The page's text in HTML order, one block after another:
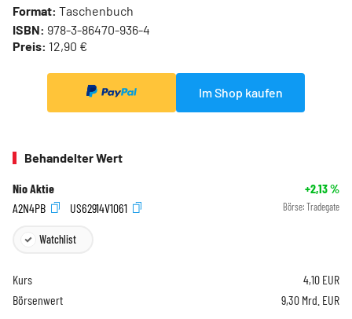
Format: Taschenbuch
ISBN: 978-3-86470-936-4
Preis: 12,90 €
Im Shop kaufen
Behandelter Wert
Nio Aktie +2,13%
A2N4PB
US62914V1061 Börse: Tradegate
Watchlist
Kurs 4,10 EUR
Börsenwert
9,30 Mrd. EUR